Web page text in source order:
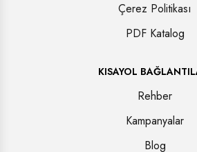
Çerez Politikası
PDF Katalog
KISAYOL
Rehber
Kampanyalar
Blog